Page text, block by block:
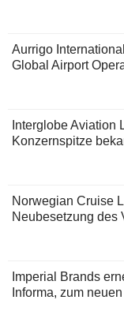
Aurrigo
Global Airport
Interglobe Aviation
Konzernspitze
Norwegian Cruise
Neubesetzung des
Imperial Brands
Informa, zum